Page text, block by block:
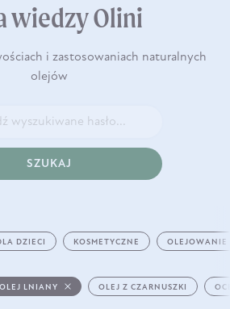
wiedzy Olini
i zastosowaniach naturalnych
olejów
SZUKAJ
DZIECI KOSMETYCZNE OLEJOWANIE
OLEJ LNIANY OLEJ Z CZARNUSZKI